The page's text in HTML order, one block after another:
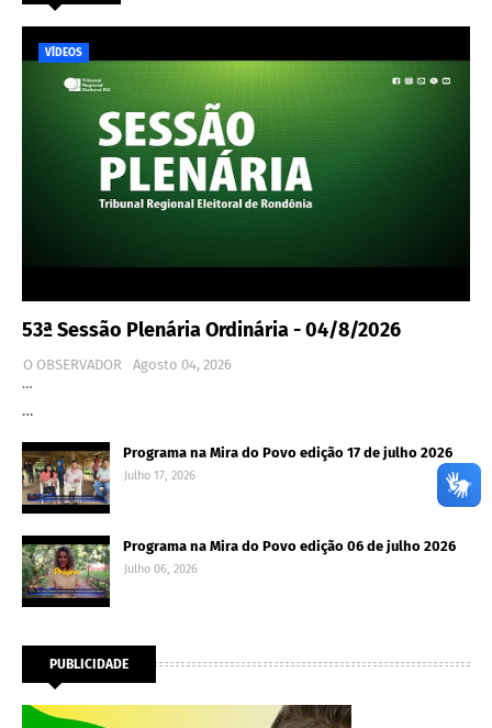
VÍDEOS
53ª Sessão Plenária Ordinária - 04/8/2026
O OBSERVADOR
Agosto 04, 2026
…
…
Programa na Mira do Povo edição 17 de julho 2026
Julho 17, 2026
Programa na Mira do Povo edição 06 de julho 2026
Julho 06, 2026
PUBLICIDADE